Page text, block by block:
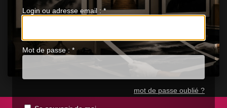
Login ou adresse email :*
Mot de passe : *
mot de passe oublié ?